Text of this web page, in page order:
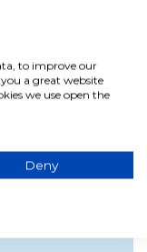
para atender às
facilitando o uso.
em aço com
elegante e
espaço
to improve our
a great website
we use open the
Deny